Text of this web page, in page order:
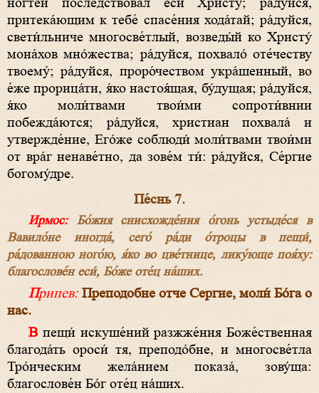
притека́ющим к тебе́ спасе́ния хода́тай; ра́дуйся,
свети́льниче многосве́тлый, возведы́й ко Христу́
мона́хов мно́жества; ра́дуйся, похвало́ оте́честву
твоему́; ра́дуйся, проро́чеством укра́шенный, во
е́же прорица́ти, я́ко настоя́щая, бу́дущая; ра́дуйся,
я́ко моли́твами твои́ми сопроти́внии
побежда́ются; ра́дуйся, христиан похвала́ и
утвержде́ние, Его́же соблюди́ моли́твами твои́ми
от вра́г ненаве́тно, да зове́м ти́: ра́дуйся, Се́ргие
богому́дре.
Пе́снь 7.
Ирмос:Бо́жия снисхожде́ния о́гонь устыде́ся в
Вавило́не иногда́, сего́ ра́ди о́троцы в пещи́,
ра́дованною ного́ю, я́ко во цве́тнице, лику́юще поя́ху:
благослове́н еси́, Бо́же оте́ц на́ших.
Припев: Преподобне отче Сергие, моли́ Бо́га о
нас.
В пещи́ искуше́ний разжже́ния Боже́ственная
благода́ть ороси́ тя, преподо́бне, и многосве́тла
Тро́ическим жела́нием показа́, зову́ща:
благослове́н Бо́г оте́ц на́ших.